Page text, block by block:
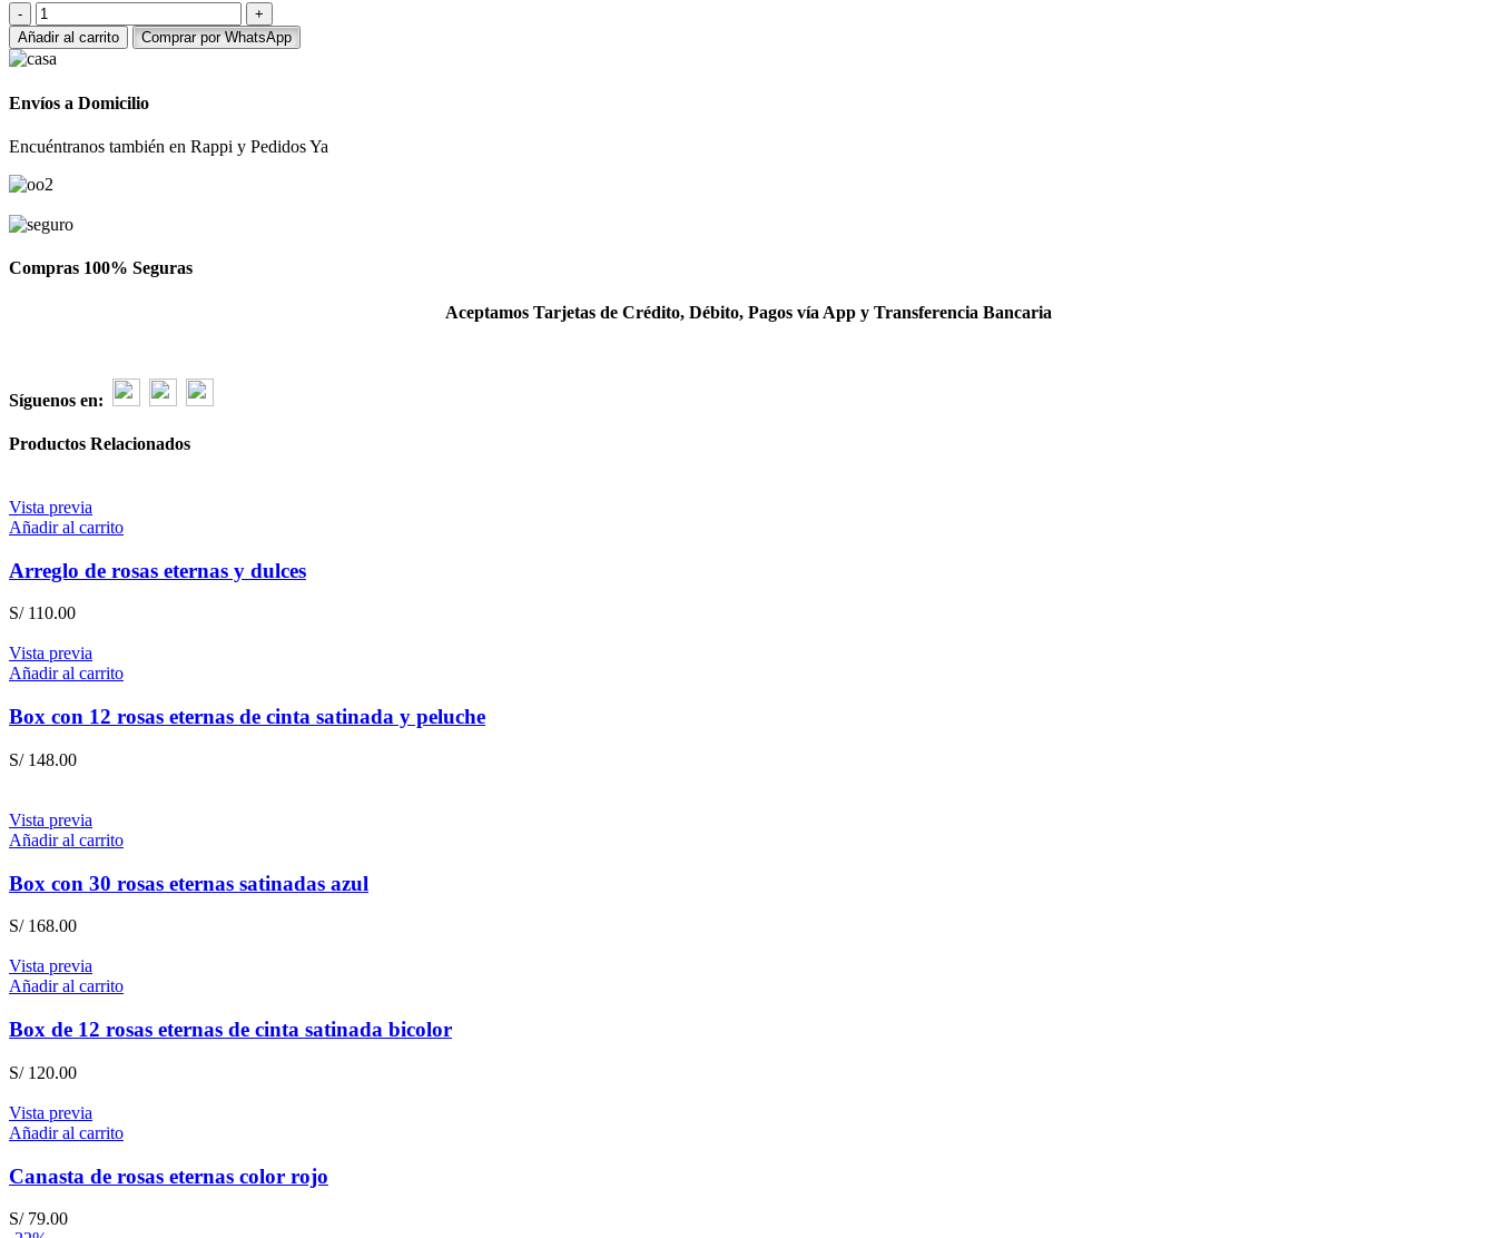
era:
S/ 45.00.
es:
S/ 40.00.
Ramo
con
rosas
azules
y
hot
cantidad
Añadir al carrito Comprar por WhatsApp
Envíos a Domicilio
Encuéntranos también en Rappi y Pedidos Ya
Compras 100% Seguras
Aceptamos Tarjetas de Crédito, Débito, Pagos vía App y Transferencia Bancaria
Síguenos en:
Productos Relacionados
Vista previa
Añadir al carrito
Arreglo de rosas eternas y dulces
S/110.00
Vista previa
Añadir al carrito
Box con 12 rosas eternas de cinta satinada y peluche
S/148.00
Vista previa
Añadir al carrito
Box con 30 rosas eternas satinadas azul
S/168.00
Vista previa
Añadir al carrito
Box de 12 rosas eternas de cinta satinada bicolor
S/120.00
Vista previa
Añadir al carrito
Canasta de rosas eternas color rojo
S/79.00